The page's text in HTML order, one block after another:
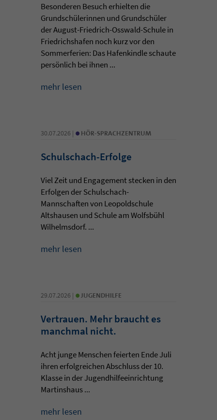
Besonderen Besuch erhielten die
Grundschülerinnen und Grundschüler
der August-Friedrich-Osswald-Schule in
Friedrichshafen noch kurz vor den
Sommerferien: Das Hafenkindle schaute
persönlich bei ihnen ...
mehr lesen
30.07.2026 | • HÖR-SPRACHZENTRUM
Schulschach-Erfolge
Viel Zeit und Engagement stecken in den
Erfolgen der Schulschach-
Mannschaften von Leopoldschule
Altshausen und Schule am Wolfsbühl
Wilhelmsdorf. ...
mehr lesen
29.07.2026 | • JUGENDHILFE
Vertrauen. Mehr braucht es
manchmal nicht.
Acht junge Menschen feierten Ende Juli
ihren erfolgreichen Abschluss der 10.
Klasse in der Jugendhilfeeinrichtung
Martinshaus ...
mehr lesen